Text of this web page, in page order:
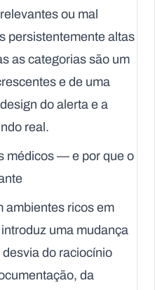
ou mal
persistentemente altas
as categorias são um
e de uma
do alerta e a
real.
médicos — e por que o
ambientes ricos em
uma mudança
do raciocínio
da